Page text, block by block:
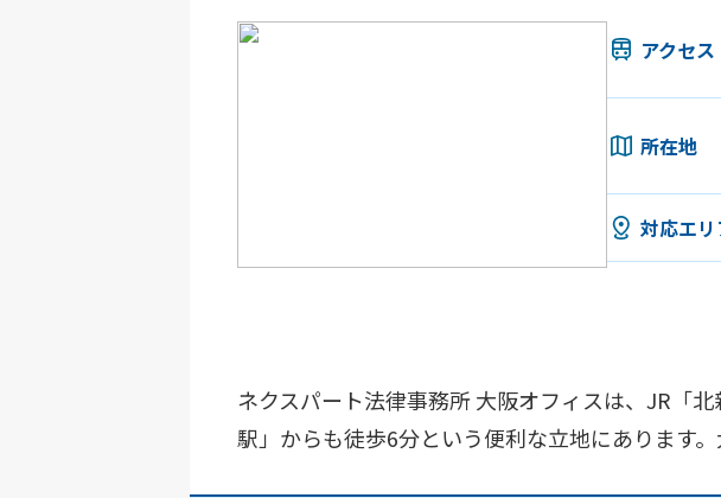
アクセス
所在地
対応エ
ネクスパート法律事務所 大阪オフィスは、JR「
駅」からも徒歩6分という便利な立地にあります